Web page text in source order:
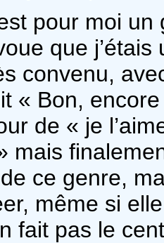
pour moi
que
convenu,
« Bon,
de « je
mais
ce genre,
même si
fait pas le